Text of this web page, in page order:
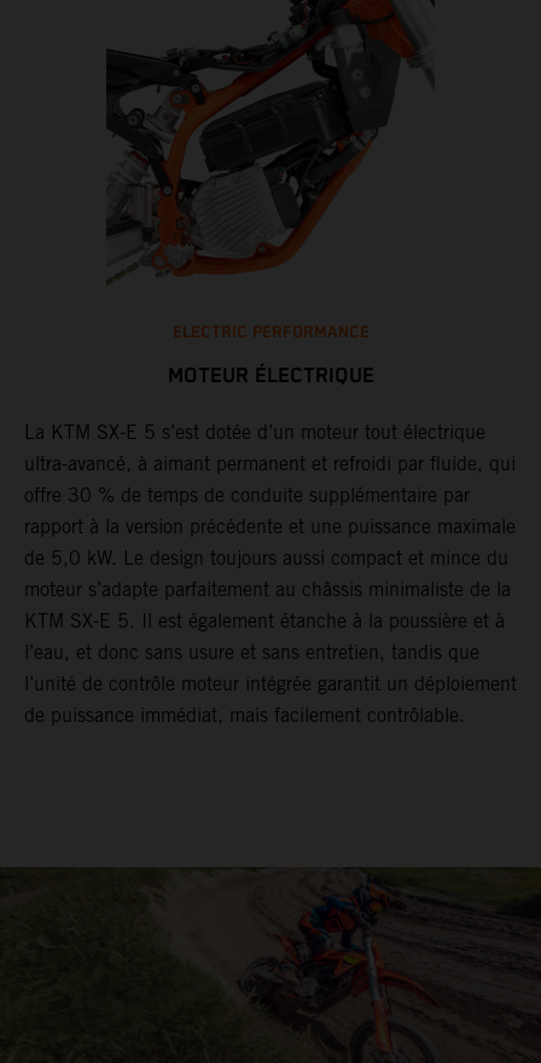
ELECTRIC PERFORMANCE
MOTEUR ÉLECTRIQUE
La KTM SX-E 5 s’est dotée d’un moteur tout électrique
ultra-avancé, à aimant permanent et refroidi par fluide, qui
offre 30 % de temps de conduite supplémentaire par
rapport à la version précédente et une puissance maximale
de 5,0 kW. Le design toujours aussi compact et mince du
moteur s’adapte parfaitement au châssis minimaliste de la
KTM SX-E 5. Il est également étanche à la poussière et à
l’eau, et donc sans usure et sans entretien, tandis que
l’unité de contrôle moteur intégrée garantit un déploiement
de puissance immédiat, mais facilement contrôlable.